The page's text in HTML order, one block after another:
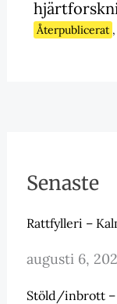
Återpublicerat ,
Senaste
Rattfylleri –
augusti 6,
Stöld/inbrott –